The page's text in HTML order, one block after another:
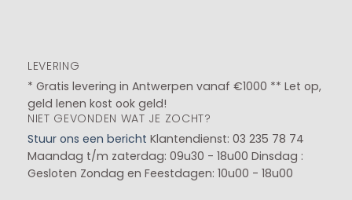
LEVERING
* Gratis levering in Antwerpen vanaf €1000 ** Let op,
geld lenen kost ook geld!
NIET GEVONDEN WAT JE ZOCHT?
Stuur ons een bericht Klantendienst: 03 235 78 74
Maandag t/m zaterdag: 09u30 - 18u00 Dinsdag :
Gesloten Zondag en Feestdagen: 10u00 - 18u00